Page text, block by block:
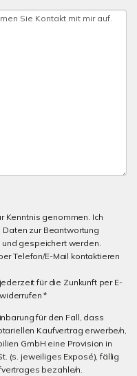
Kenntnis genommen. Ich
zur Beantwortung
gespeichert werden.
Telefon/E-Mail kontaktieren
für die Zunkunft per E-
*
für den Fall, dass
Kaufvertrag erwerbe/n,
GmbH eine Provision in
(s. jeweiliges Exposé), fällig
bezahle/n.